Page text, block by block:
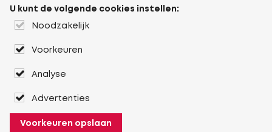
U kunt de volgende cookies instellen:
Noodzakelijk
Voorkeuren
Analyse
Advertenties
Voorkeuren opslaan